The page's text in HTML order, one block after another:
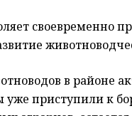
своевременно
в районе
приступили к